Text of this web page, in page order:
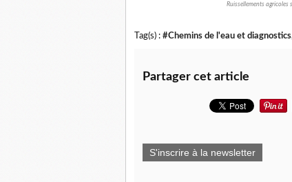
Ruissellements agricoles
Tag(s) : #Chemins de l'eau et diagnostics
Partager cet article
S'inscrire à la newsletter